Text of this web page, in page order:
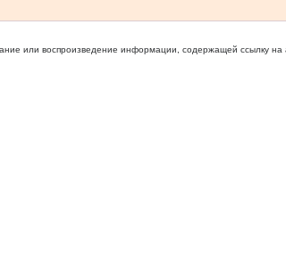
или воспроизведение информации, содержащей ссылку на